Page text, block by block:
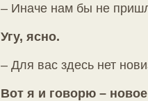
– Иначе нам бы не
Угу, ясно.
– Для вас здесь нет
Вот я и говорю –